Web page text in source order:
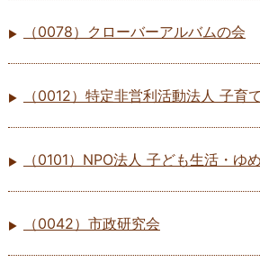
（0078）クローバーアルバムの会
（0012）特定非営利活動法人 子育
（0101）NPO法人 子ども生活・ゆ
（0042）市政研究会